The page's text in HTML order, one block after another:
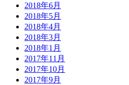
2018年6月
2018年5月
2018年4月
2018年3月
2018年1月
2017年11月
2017年10月
2017年9月